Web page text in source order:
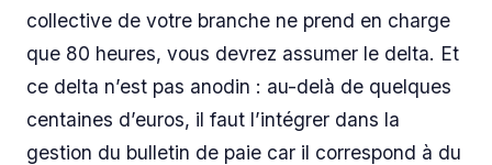
collective de votre branche ne prend en charge
que 80 heures, vous devrez assumer le delta. Et
ce delta n’est pas anodin : au-delà de quelques
centaines d’euros, il faut l’intégrer dans la
gestion du bulletin de paie car il correspond à du